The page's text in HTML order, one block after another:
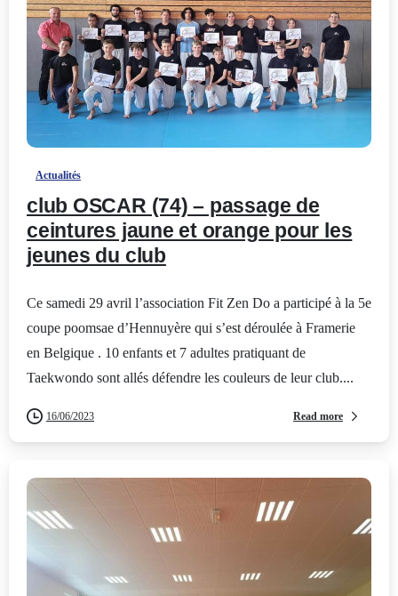
-
Actualités
club OSCAR (74) – passage de
ceintures jaune et orange pour les
jeunes du club
Ce samedi 29 avril l’association Fit Zen Do a participé à la 5e
coupe poomsae d’Hennuyère qui s’est déroulée à Framerie
en Belgique . 10 enfants et 7 adultes pratiquant de
Taekwondo sont allés défendre les couleurs de leur club....
16/06/2023 Read more